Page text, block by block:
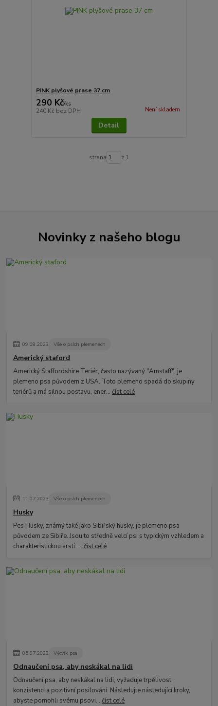
PINK plyšové prase 37 cm
290 Kč/ks
240 Kč bez DPH Není skladem
Detail
strana z 1
Novinky z našeho blogu
09.08.2023 Vše o psích plemenech
Americký staford
Americký Staffordshire Teriér, často nazývaný "Amstaff", je
plemeno psa původem z USA. Toto plemeno spadá do skupiny
teriérů a má silnou postavu, ener...číst celé
11.07.2023 Vše o psích plemenech
Husky
Pes Husky, známý také jako Sibiřský husky, je plemeno psa
původem ze Sibiře. Jsou to středně velcí psi s typickým vzhledem a
charakteristickou srstí. ...číst celé
05.07.2023 Výcvik psa
Odnaučení psa, aby neskákal na lidi
Odnaučení psa, aby neskákal na lidi, vyžaduje trpělivost,
konzistenci a pozitivní posilování. Následujte následující kroky,
abyste pomohli svému psovi...číst celé